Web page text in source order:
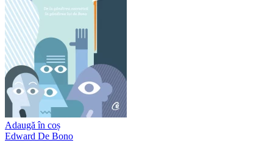
Adaugă în coș
Edward De Bono